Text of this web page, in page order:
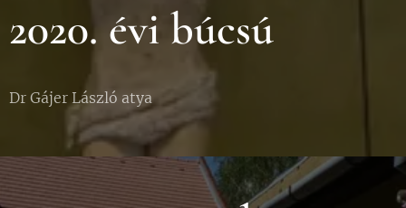
2020. évi búcsú
Dr Gájer László atya